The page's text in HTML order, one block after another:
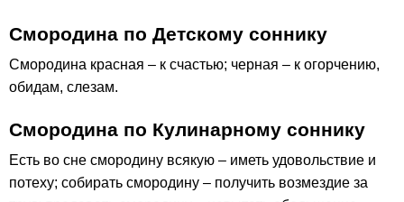
Смородина по Детскому соннику
Смородина красная – к счастью; черная – к огорчению,
обидам, слезам.
Смородина по Кулинарному соннику
Есть во сне смородину всякую – иметь удовольствие и
потеху; собирать смородину – получить возмездие за